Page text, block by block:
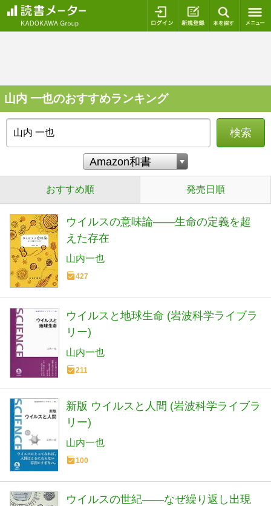
ログイン 新規登録
山内 一也のおすすめランキング
検索
おすすめ順 発売日順
ウイルスの意味論――生命の定義を超
えた存在
山内一也
427
ウイルスと地球生命 (岩波科学ライブラ
リー)
山内一也
211
新版 ウイルスと人間 (岩波科学ライブラ
リー)
山内一也
100
ウイルスの世紀――なぜ繰り返し出現